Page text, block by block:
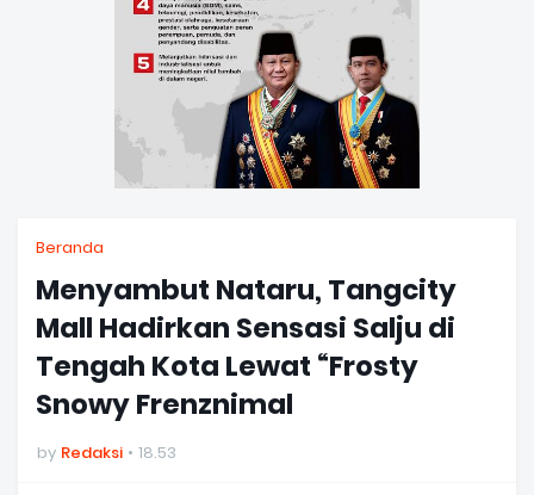
Beranda
Menyambut Nataru, Tangcity
Mall Hadirkan Sensasi Salju di
Tengah Kota Lewat “Frosty
Snowy Frenznimal
by Redaksi 18.53